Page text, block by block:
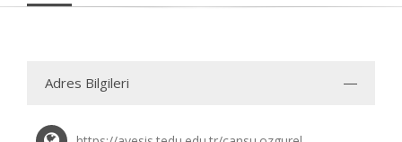
Adres Bilgileri